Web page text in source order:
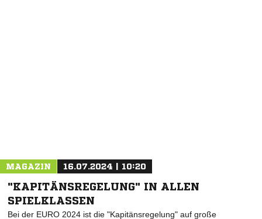
MAGAZIN 16.07.2024 | 10:20
"KAPITÄNSREGELUNG" IN ALLEN
SPIELKLASSEN
Bei der EURO 2024 ist die "Kapitänsregelung" auf große